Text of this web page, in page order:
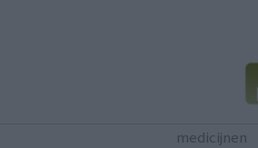
medicijnen